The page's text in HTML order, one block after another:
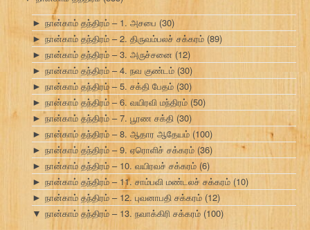
► நான்காம் தந்திரம் – 1. அசபை (30)
► நான்காம் தந்திரம் – 2. திருவம்பலச் சக்கரம் (89)
► நான்காம் தந்திரம் – 3. அருச்சனை (12)
► நான்காம் தந்திரம் – 4. நவ குண்டம் (30)
► நான்காம் தந்திரம் – 5. சக்தி பேதம் (30)
► நான்காம் தந்திரம் – 6. வயிரவி மந்திரம் (50)
► நான்காம் தந்திரம் – 7. பூரண சக்தி (30)
► நான்காம் தந்திரம் – 8. ஆதார ஆதேயம் (100)
► நான்காம் தந்திரம் – 9. ஏரொளிச் சக்கரம் (36)
► நான்காம் தந்திரம் – 10. வயிரவச் சக்கரம் (6)
► நான்காம் தந்திரம் – 11. சாம்பவி மண்டலச் சக்கரம் (10)
► நான்காம் தந்திரம் – 12. புவனாபதி சக்கரம் (12)
▼ நான்காம் தந்திரம் – 13. நவாக்கிரி சக்கரம் (100)